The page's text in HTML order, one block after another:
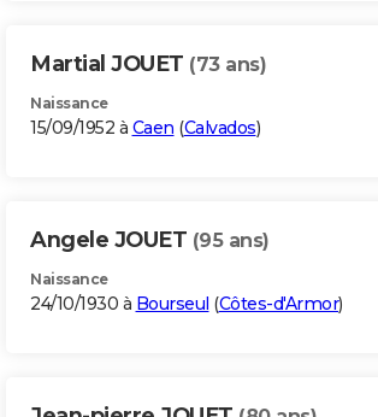
Martial JOUET (73 ans)
Naissance
15/09/1952 à Caen (Calvados)
Angele JOUET (95 ans)
Naissance
24/10/1930 à Bourseul (Côtes-d'Armor)